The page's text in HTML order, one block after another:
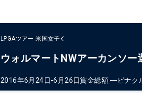
LPGAツアー 米国女子
ウォルマートNWアーカンソー
2016年6月24日-6月26日賞金総額 ―ピナク